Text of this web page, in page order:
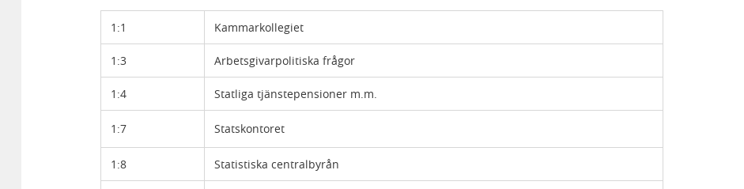
1:1 Kammarkollegiet
1:3 Arbetsgivarpolitiska frågor
1:4 Statliga tjänstepensioner m.m.
1:7 Statskontoret
1:8 Statistiska centralbyrån